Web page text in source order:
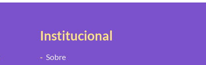
Institucional
- Sobre